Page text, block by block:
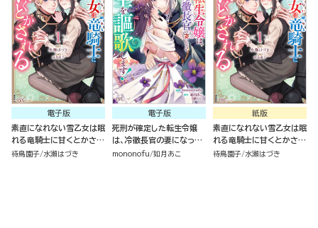
電子版
素直になれない雪乙女は眠
れる竜騎士に甘くとかされ
る コミック版 （1）
待鳥園子 水瀬はづき
電子版
死刑が確定した転生令嬢
は、冷徹長官の妻になって
三度目の人生を謳歌しま
mononofu 如月あこ
紙版
素直になれない雪乙女は眠
れる竜騎士に甘くとかされ
る（１）
待鳥園子 水瀬はづき